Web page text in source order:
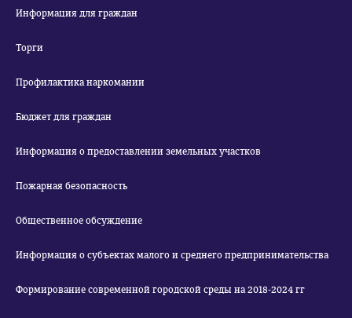
Информация для граждан
Торги
Профилактика наркомании
Бюджет для граждан
Информация о предоставлении земельных участков
Пожарная безопасность
Общественное обсуждение
Информация о субъектах малого и среднего предпринимательства
Формирование современной городской среды на 2018-2024 гг